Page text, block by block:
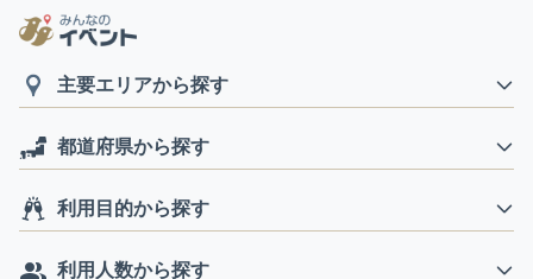
主要エリアから探す
都道府県から探す
利用目的から探す
利用人数から探す